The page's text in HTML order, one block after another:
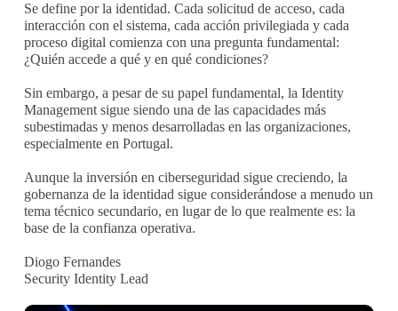
Se define por la identidad. Cada solicitud de acceso, cada
interacción con el sistema, cada acción privilegiada y cada
proceso digital comienza con una pregunta fundamental:
¿Quién accede a qué y en qué condiciones?
Sin embargo, a pesar de su papel fundamental, la Identity
Management sigue siendo una de las capacidades más
subestimadas y menos desarrolladas en las organizaciones,
especialmente en Portugal.
Aunque la inversión en ciberseguridad sigue creciendo, la
gobernanza de la identidad sigue considerándose a menudo un
tema técnico secundario, en lugar de lo que realmente es: la
base de la confianza operativa.
Diogo Fernandes
Security Identity Lead